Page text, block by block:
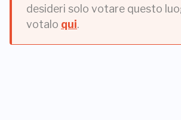
desideri solo votare questo
votalo qui.